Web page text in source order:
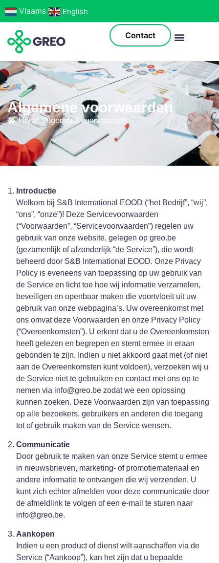
English
Contact
Algemene voorwaarden
Home /Algemene voorwaarden
Introductie
Welkom bij S&B International EOOD (“het Bedrijf”, “wij”,
“ons”, “onze”)! Deze Servicevoorwaarden
(“Voorwaarden”, “Servicevoorwaarden”) regelen uw
gebruik van onze website, gelegen op greo.be
(gezamenlijk of afzonderlijk “de Service”), die wordt
beheerd door S&B International EOOD. Onze Privacy
Policy is eveneens van toepassing op uw gebruik van
de Service en licht toe hoe wij informatie verzamelen,
beveiligen en openbaar maken die voortvloeit uit uw
gebruik van onze webpagina’s. Uw overeenkomst met
ons omvat deze Voorwaarden en onze Privacy Policy
(“Overeenkomsten”). U erkent dat u de Overeenkomsten
heeft gelezen en begrepen en stemt ermee in eraan
gebonden te zijn. Indien u niet akkoord gaat met (of niet
aan de Overeenkomsten kunt voldoen), verzoeken wij u
de Service niet te gebruiken en contact met ons op te
nemen via info@greo.be zodat we een oplossing
kunnen zoeken. Deze Voorwaarden zijn van toepassing
op alle bezoekers, gebruikers en anderen die toegang
tot of gebruik maken van de Service wensen.
Communicatie
Door gebruik te maken van onze Service stemt u ermee
in nieuwsbrieven, marketing- of promotiemateriaal en
andere informatie te ontvangen die wij verzenden. U
kunt zich echter afmelden voor deze communicatie door
de afmeldlink te volgen of een e-mail te sturen naar
info@greo.be.
Aankopen
Indien u een product of dienst wilt aanschaffen via de
Service (“Aankoop”), kan het zijn dat u bepaalde